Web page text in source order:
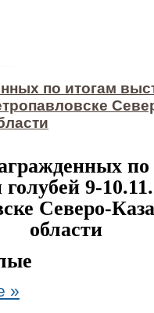
по итогам
по
9-
Северо-
области
»